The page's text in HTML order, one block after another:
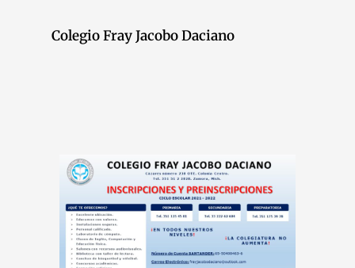
Colegio Fray Jacobo Daciano